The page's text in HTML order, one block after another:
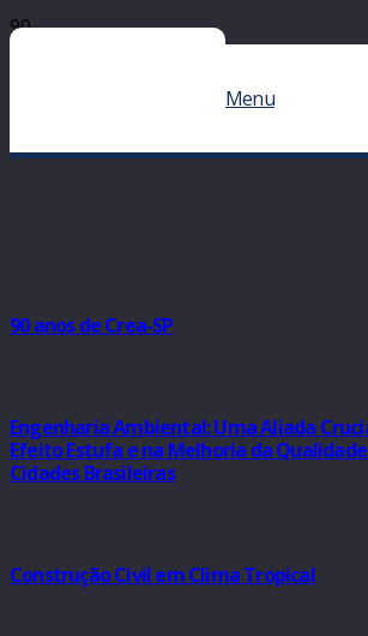
Menu
90 anos de Crea-SP
Engenharia Ambiental: Uma Aliada
Efeito Estufa e na Melhoria da
Cidades Brasileiras
Construção Civil em Clima Tropical